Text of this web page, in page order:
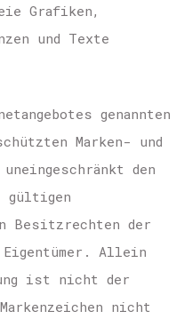
Grafiken,
und Texte
genannten
Marken- und
den
gültigen
Besitzrechten der
Allein
ist nicht der
nicht